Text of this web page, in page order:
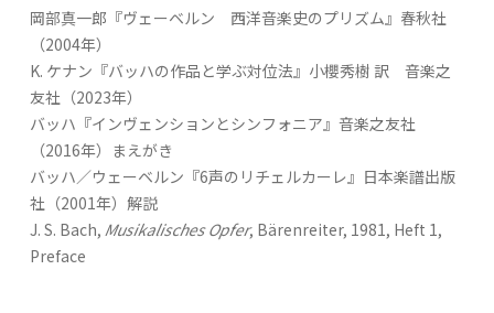
岡部真一郎『ヴェーベルン 西洋音楽史のプリズム』春秋社
（2004年）
K. ケナン『バッハの作品と学ぶ対位法』小櫻秀樹 訳 音楽之
友社（2023年）
バッハ『インヴェンションとシンフォニア』音楽之友社
（2016年）まえがき
バッハ／ウェーベルン『6声のリチェルカーレ』日本楽譜出版
社（2001年）解説
J. S. Bach, Musikalisches Opfer, Bärenreiter, 1981, Heft 1,
Preface